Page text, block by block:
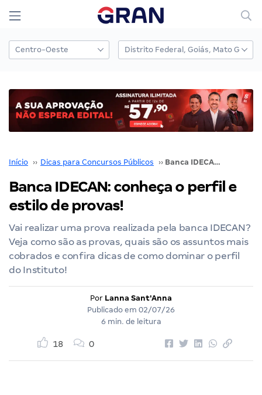
Início ›› Dicas para Concursos Públicos ›› Banca IDECAN: conheça o perfil e estilo de provas!
Banca IDECAN: conheça o perfil e
estilo de provas!
Vai realizar uma prova realizada pela banca IDECAN?
Veja como são as provas, quais são os assuntos mais
cobrados e confira dicas de como dominar o perfil
do Instituto!
Por Lanna Sant'Anna
Publicado em 02/07/26
6 min. de leitura
18 0